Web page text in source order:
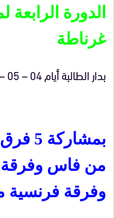
الدورة الرابعة
غرناطة
بدار الطالبة أيام 04 – 05 – 06 ماي 2012
من فاس
وفرقة فرنسية